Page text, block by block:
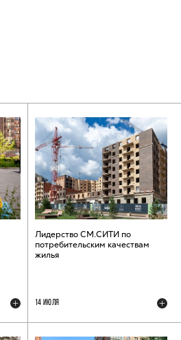
Лидерство СМ.СИТИ по
потребительским качествам
жилья
14 ИЮЛЯ